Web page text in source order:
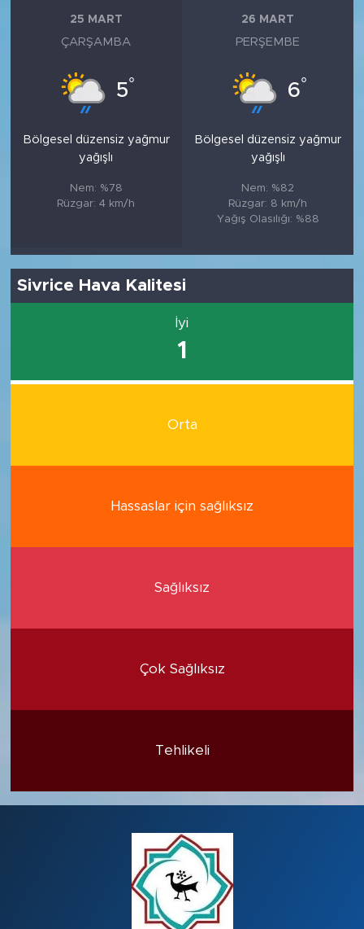
25 MART
ÇARŞAMBA
5°
Bölgesel düzensiz yağmur
yağışlı
Nem: %78
Rüzgar: 4 km/h
26 MART
PERŞEMBE
6°
Bölgesel düzensiz yağmur
yağışlı
Nem: %82
Rüzgar: 8 km/h
Yağış Olasılığı: %88
Sivrice Hava Kalitesi
İyi
1
Orta
Hassaslar için sağlıksız
Sağlıksız
Çok Sağlıksız
Tehlikeli